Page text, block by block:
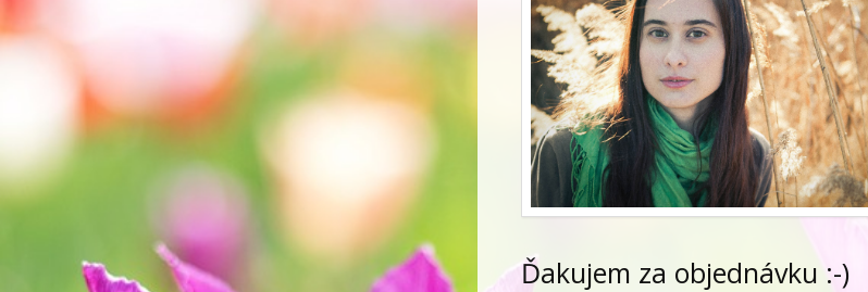
Ďakujem za objednávku :-)